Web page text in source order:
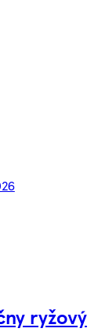
ryžový